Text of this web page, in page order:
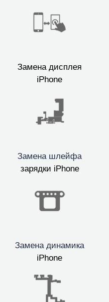
Замена дисплея
iPhone
Замена шлейфа
зарядки iPhone
Замена динамика
iPhone